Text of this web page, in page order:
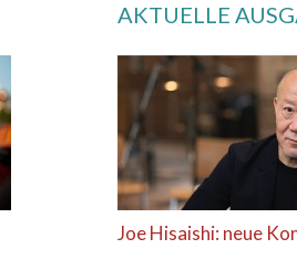
AKTUELLE
Joe Hisaishi: neue